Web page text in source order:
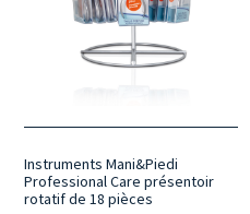
Instruments Mani&Piedi
Professional Care présentoir
rotatif de 18 pièces